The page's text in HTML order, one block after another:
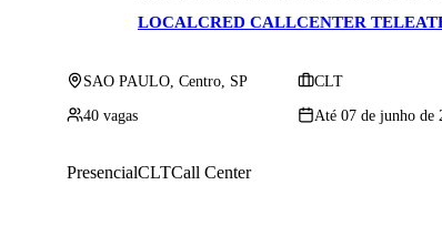
LOCALCRED CALLCENTER
SAO PAULO, Centro, SP CLT
40 vagas Até 07 de junho de
PresencialCLTCall Center